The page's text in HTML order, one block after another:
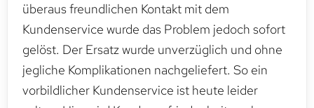
überaus freundlichen Kontakt mit dem
Kundenservice wurde das Problem jedoch sofort
gelöst. Der Ersatz wurde unverzüglich und ohne
jegliche Komplikationen nachgeliefert. So ein
vorbildlicher Kundenservice ist heute leider